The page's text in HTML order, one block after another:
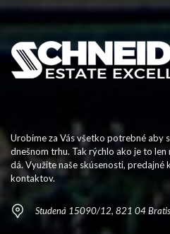
Urobíme za Vás všetko potrebné aby
dnešnom trhu. Tak rýchlo ako je to
dá. Využite naše skúsenosti,
kontaktov.
Studená 15090/12, 821 04